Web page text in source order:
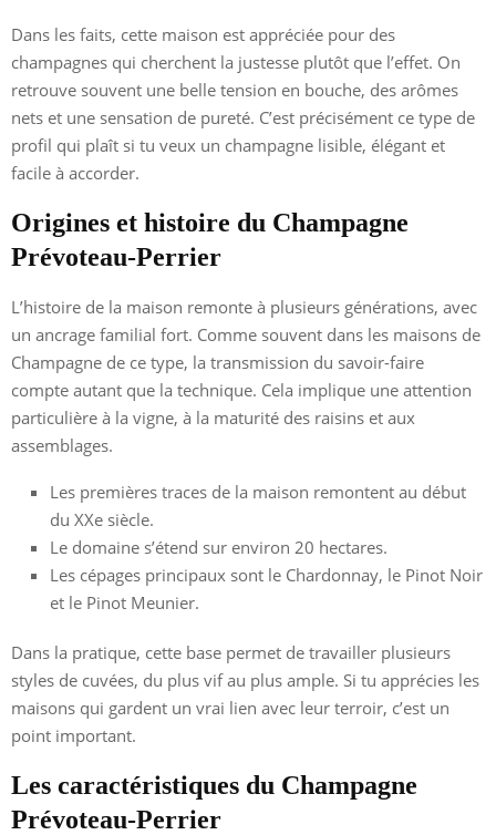
Dans les faits, cette maison est appréciée pour des
champagnes qui cherchent la justesse plutôt que l’effet. On
retrouve souvent une belle tension en bouche, des arômes
nets et une sensation de pureté. C’est précisément ce type de
profil qui plaît si tu veux un champagne lisible, élégant et
facile à accorder.
Origines et histoire du Champagne
Prévoteau-Perrier
L’histoire de la maison remonte à plusieurs générations, avec
un ancrage familial fort. Comme souvent dans les maisons de
Champagne de ce type, la transmission du savoir-faire
compte autant que la technique. Cela implique une attention
particulière à la vigne, à la maturité des raisins et aux
assemblages.
Les premières traces de la maison remontent au début
du XXe siècle.
Le domaine s’étend sur environ 20 hectares.
Les cépages principaux sont le Chardonnay, le Pinot Noir
et le Pinot Meunier.
Dans la pratique, cette base permet de travailler plusieurs
styles de cuvées, du plus vif au plus ample. Si tu apprécies les
maisons qui gardent un vrai lien avec leur terroir, c’est un
point important.
Les caractéristiques du Champagne
Prévoteau-Perrier